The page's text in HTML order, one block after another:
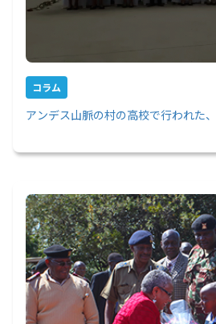
コラム
アンデス山脈の村の高校で行われた